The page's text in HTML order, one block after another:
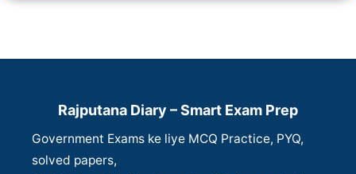
Rajputana Diary – Smart Exam Prep
Government Exams ke liye MCQ Practice, PYQ,
solved papers,